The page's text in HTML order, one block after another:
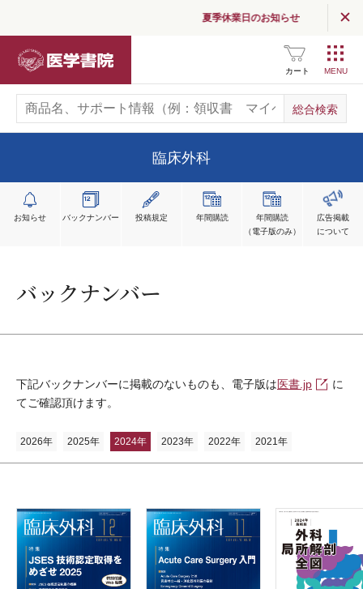
夏季休業日のお知らせ
カート
臨床外科
お知らせ バックナンバー 投稿規定 年間購読
年間購読
（電子版のみ）
広告掲載
について
バックナンバー
下記バックナンバーに掲載のないものも、電子版は医書.jp
に
てご確認頂けます。
2026年 2025年 2024年 2023年 2022年 2021年